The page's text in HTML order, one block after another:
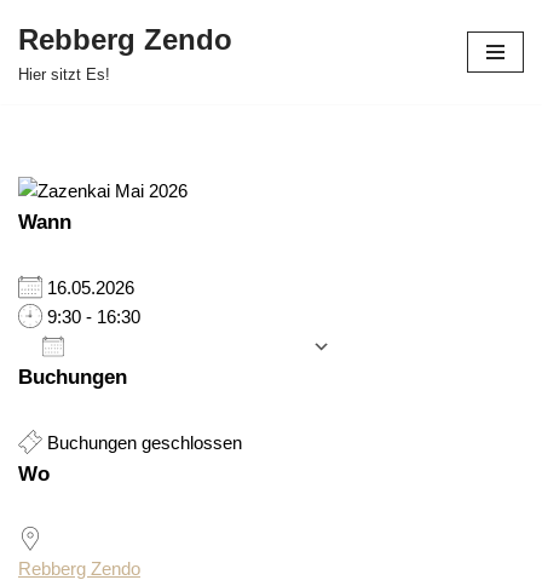
Zum
Rebberg Zendo
Hier sitzt Es!
Wann
16.05.2026
9:30 - 16:30
ICS herunterladen
Google Kalender
Buchungen
Buchungen geschlossen
Wo
Rebberg Zendo